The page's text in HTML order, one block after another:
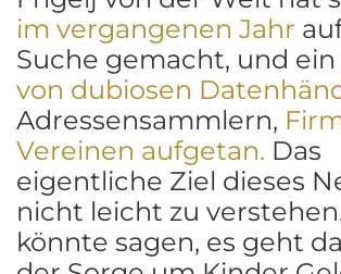
im vergangenen Jahr
Suche gemacht, und ein
von dubiosen
Adressensammlern,
Vereinen aufgetan. Das
eigentliche Ziel dieses
nicht leicht zu
könnte sagen, es geht